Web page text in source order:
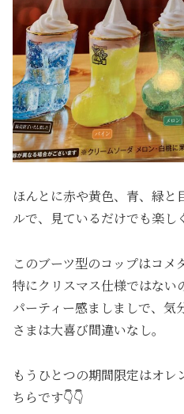
ほんとに赤や黄色、青、緑と
ルで、見ているだけでも楽し
このブーツ型のコップはコメ
特にクリスマス仕様ではない
パーティー感ましましで、気
さまは大喜び間違いなし。
もうひとつの期間限定はオレ
ちらです👇👇